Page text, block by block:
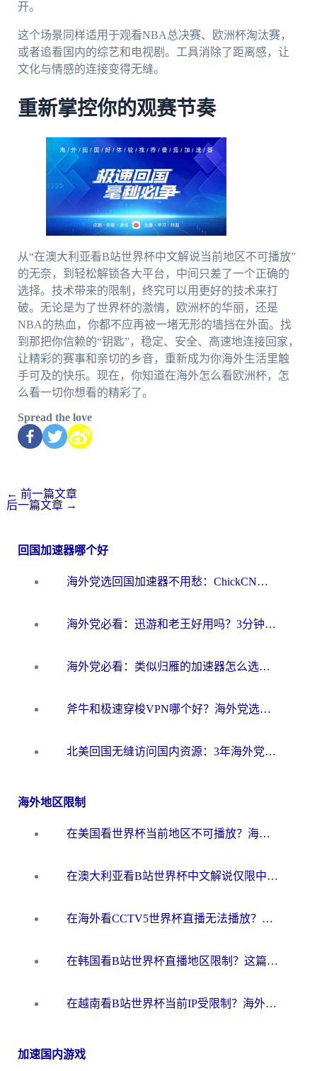
开。
这个场景同样适用于观看NBA总决赛、欧洲杯淘汰赛，
或者追看国内的综艺和电视剧。工具消除了距离感，让
文化与情感的连接变得无缝。
重新掌控你的观赛节奏
从“在澳大利亚看B站世界杯中文解说当前地区不可播放”
的无奈，到轻松解锁各大平台，中间只差了一个正确的
选择。技术带来的限制，终究可以用更好的技术来打
破。无论是为了世界杯的激情，欧洲杯的华丽，还是
NBA的热血，你都不应再被一堵无形的墙挡在外面。找
到那把你信赖的“钥匙”，稳定、安全、高速地连接回家，
让精彩的赛事和亲切的乡音，重新成为你海外生活里触
手可及的快乐。现在，你知道在海外怎么看欧洲杯，怎
么看一切你想看的精彩了。
Spread the love
← 前一篇文章
后一篇文章 →
回国加速器哪个好
海外党选回国加速器不用愁：ChickCN和洞见哪个好？一篇搞定所有疑问
海外党必看：迅游和老王好用吗？3分钟选对加速国内网络的加速器
海外党必看：类似归雁的加速器怎么选？一篇搞定无缝访问国内资源
斧牛和极速穿梭VPN哪个好？海外党选回国加速器必看的真实对比与避坑指南
北美回国无缝访问国内资源：3年海外党亲测的加速器选择指南
海外地区限制
在美国看世界杯当前地区不可播放？海外党体育观赛终极指南来了！
在澳大利亚看B站世界杯中文解说仅限中国大陆？这篇指南帮你打破限制看遍赛事
在海外看CCTV5世界杯直播无法播放？这篇指南让你和国内球迷同步呐喊
在韩国看B站世界杯直播地区限制？这篇指南让你告别“当前地区不可播放”
在越南看B站世界杯当前IP受限制？海外党体育观赛终极指南来了
加速国内游戏